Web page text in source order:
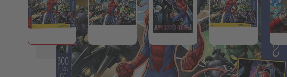
View larger imageView larger imageView larger imageView larger